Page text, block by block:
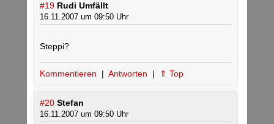
#19 Rudi Umfällt
16.11.2007 um 09:50 Uhr
Steppi?
Kommentieren | Antworten | ⇑ Top
#20 Stefan
16.11.2007 um 09:50 Uhr